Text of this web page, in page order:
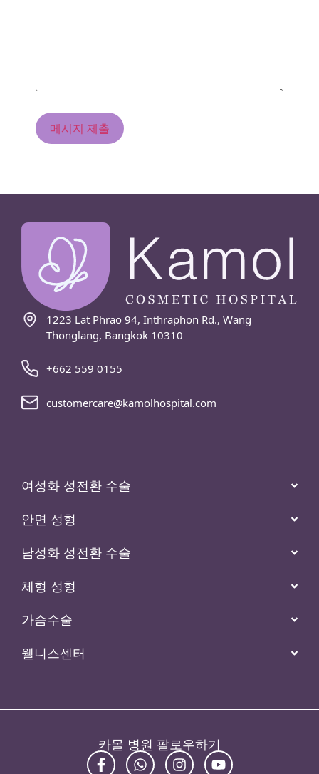
1223 Lat Phrao 94, Inthraphon Rd., Wang
Thonglang, Bangkok 10310
+662 559 0155
customercare@kamolhospital.com
여성화 성전환 수술
안면 성형
남성화 성전환 수술
체형 성형
가슴수술
웰니스센터
카몰 병원 팔로우하기